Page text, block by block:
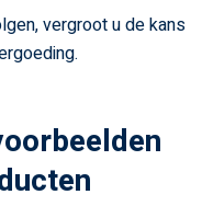
vergroot u de kans